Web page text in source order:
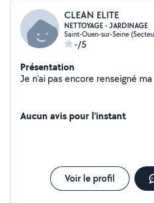
CLEAN ELITE
NETTOYAGE - JARDINAGE
Saint-Ouen-sur-Seine
-/5
Présentation
Aucun avis pour l'instant
Voir le profil